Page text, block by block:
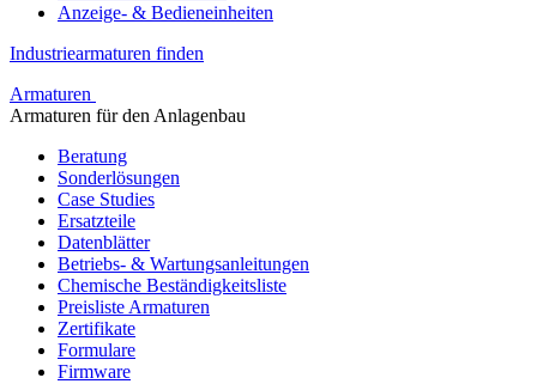
Anzeige- & Bedieneinheiten
Industriearmaturen finden
Armaturen
Armaturen für den Anlagenbau
Beratung
Sonderlösungen
Case Studies
Ersatzteile
Datenblätter
Betriebs- & Wartungsanleitungen
Chemische Beständigkeitsliste
Preisliste Armaturen
Zertifikate
Formulare
Firmware